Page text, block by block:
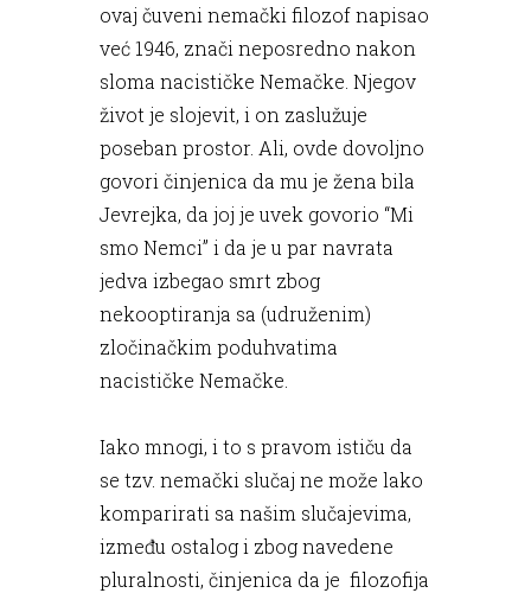
ovaj čuveni nemački filozof napisao
već 1946, znači neposredno nakon
sloma nacističke Nemačke. Njegov
život je slojevit, i on zaslužuje
poseban prostor. Ali, ovde dovoljno
govori činjenica da mu je žena bila
Jevrejka, da joj je uvek govorio “Mi
smo Nemci” i da je u par navrata
jedva izbegao smrt zbog
nekooptiranja sa (udruženim)
zločinačkim poduhvatima
nacističke Nemačke.
Iako mnogi, i to s pravom ističu da
se tzv. nemački slučaj ne može lako
komparirati sa našim slučajevima,
između ostalog i zbog navedene
pluralnosti, činjenica da je filozofija